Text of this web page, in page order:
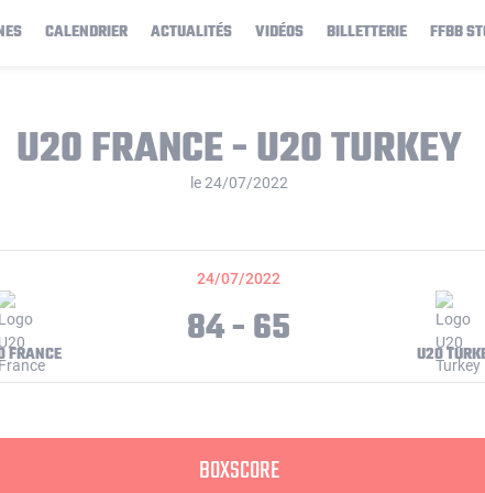
CALENDRIER ACTUALITÉS VIDÉOS BILLETTERIE FFBB
U20 FRANCE - U20 TURKEY
le 24/07/2022
24/07/2022
FRANCE 84 - 65 U20
BOXSCORE